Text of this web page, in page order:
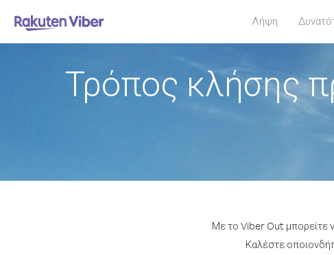
Λήψη
Τρόπος κλήσης
Με το Viber Out μπορείτε
Καλέστε